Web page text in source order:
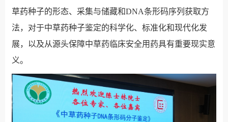
草药种子的形态、采集与储藏和DNA条形码序列获取方
法，对于中草药种子鉴定的科学化、标准化和现代化发
展，以及从源头保障中草药临床安全用药具有重要现实意
义。